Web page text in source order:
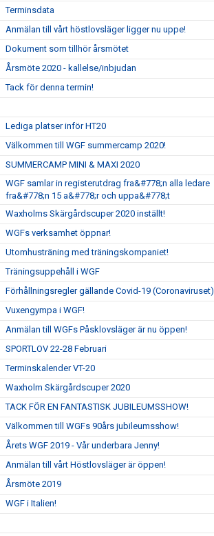
Terminsdata
Anmälan till vårt höstlovsläger ligger nu uppe!
Dokument som tillhör årsmötet
Årsmöte 2020 - kallelse/inbjudan
Tack för denna termin!
Lediga platser inför HT20
Välkommen till WGF summercamp 2020!
SUMMERCAMP MINI & MAXI 2020
WGF samlar in registerutdrag fra&#778;n alla ledare
fra&#778;n 15 a&#778;r och uppa&#778;t
Waxholms Skärgårdscuper 2020 inställt!
WGFs verksamhet öppnar!
Utomhusträning med träningskompaniet!
Träningsuppehåll i WGF
Förhållningsregler gällande Covid-19 (Coronaviruset)
Vuxengympa i WGF!
Anmälan till WGFs Påsklovsläger är nu öppen!
SPORTLOV 22-28 Februari
Terminskalender VT-20
Waxholm Skärgårdscuper 2020
TACK FÖR EN FANTASTISK JUBILEUMSSHOW!
Välkommen till WGFs 90års jubileumsshow!
Årets WGF 2019 - Vår underbara Jenny!
Anmälan till vårt Höstlovsläger är öppen!
Årsmöte 2019
WGF i Italien!